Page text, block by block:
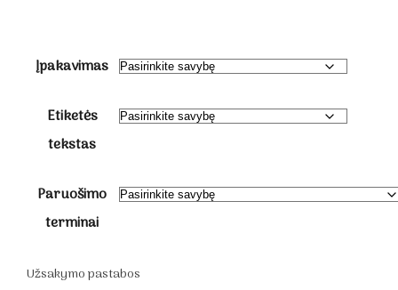
Įpakavimas
Etiketės
tekstas
Paruošimo
terminai
Užsakymo pastabos